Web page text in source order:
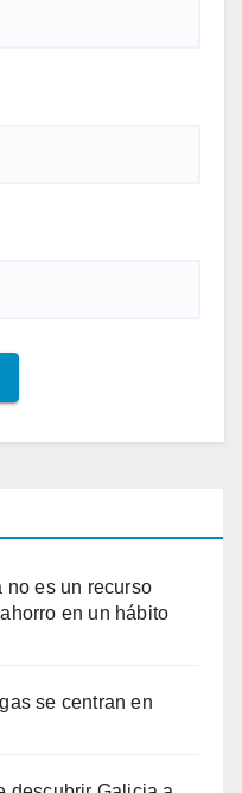
no es un recurso
en un hábito
se centran en